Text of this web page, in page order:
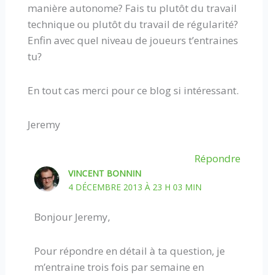
manière autonome? Fais tu plutôt du travail
technique ou plutôt du travail de régularité?
Enfin avec quel niveau de joueurs t’entraines
tu?
En tout cas merci pour ce blog si intéressant.
Jeremy
Répondre
VINCENT BONNIN
4 DÉCEMBRE 2013 À 23 H 03 MIN
Bonjour Jeremy,
Pour répondre en détail à ta question, je
m’entraine trois fois par semaine en